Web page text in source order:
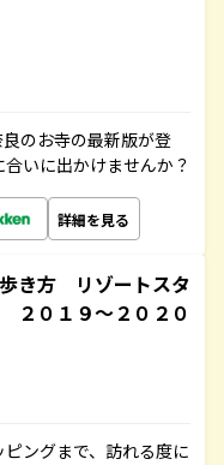
のお寺の最新版が登
いに出かけませんか？
詳細を見る
き方 リゾートスタ
０１９～２０２０
ングまで、訪れる度に